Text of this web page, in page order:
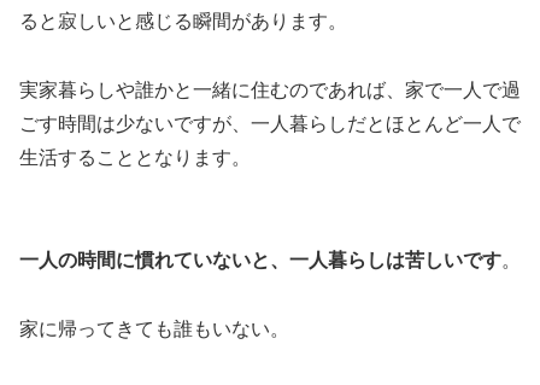
ると寂しいと感じる瞬間があります。
実家暮らしや誰かと一緒に住むのであれば、家で一人で過
ごす時間は少ないですが、一人暮らしだとほとんど一人で
生活することとなります。
一人の時間に慣れていないと、一人暮らしは苦しいです。
家に帰ってきても誰もいない。